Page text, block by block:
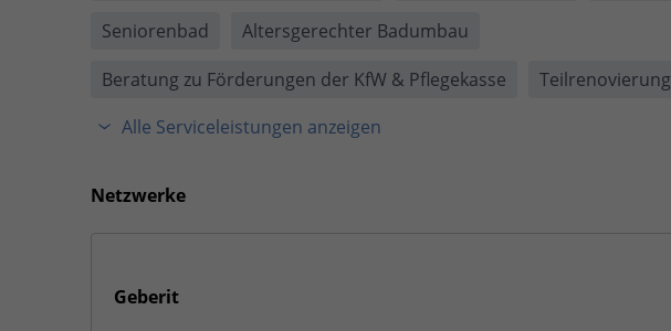
Seniorenbad
Altersgerechter Badumbau
Beratung zu Förderungen der KfW & Pflegekasse
Teilrenovierung
Alle Serviceleistungen anzeigen
Netzwerke
Geberit